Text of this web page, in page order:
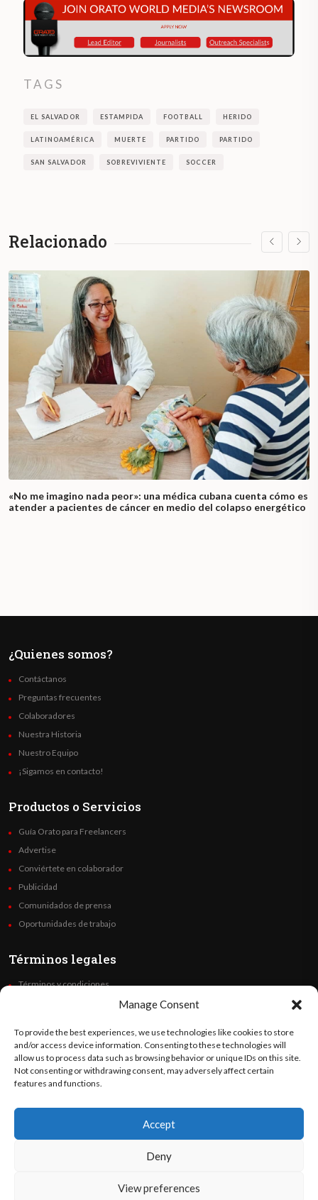
Manage Consent
To provide the best experiences, we use technologies like cookies to store
and/or access device information. Consenting to these technologies will
allow us to process data such as browsing behavior or unique IDs on this site.
Not consenting or withdrawing consent, may adversely affect certain
features and functions.
Accept
Deny
View preferences
TAGS
EL SALVADOR ESTAMPIDA FOOTBALL HERIDO
LATINOAMÉRICA MUERTE PARTIDO PARTIDO
SAN SALVADOR SOBREVIVIENTE SOCCER
Relacionado
«No me imagino nada peor»: una médica cubana cuenta cómo es
atender a pacientes de cáncer en medio del colapso energético
¿Quienes somos?
Contáctanos
Preguntas frecuentes
Colaboradores
Nuestra Historia
Nuestro Equipo
¡Sigamos en contacto!
Productos o Servicios
Guía Orato para Freelancers
Advertise
Conviértete en colaborador
Publicidad
Comunidados de prensa
Oportunidades de trabajo
Términos legales
Términos y condiciones
Code of Ethics
Síguenos
©OratoWorld Media 2026. Todos los derechos reservados..